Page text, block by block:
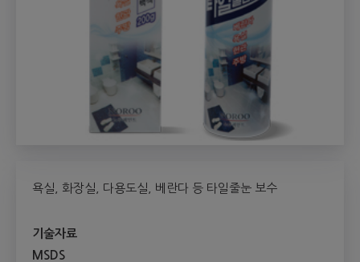
욕실, 화장실, 다용도실, 베란다 등 타일줄눈 보수
기술자료
MSDS